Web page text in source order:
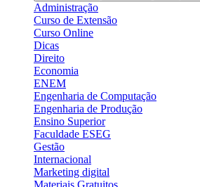
Administração
Curso de Extensão
Curso Online
Dicas
Direito
Economia
ENEM
Engenharia de Computação
Engenharia de Produção
Ensino Superior
Faculdade ESEG
Gestão
Internacional
Marketing digital
Materiais Gratuitos